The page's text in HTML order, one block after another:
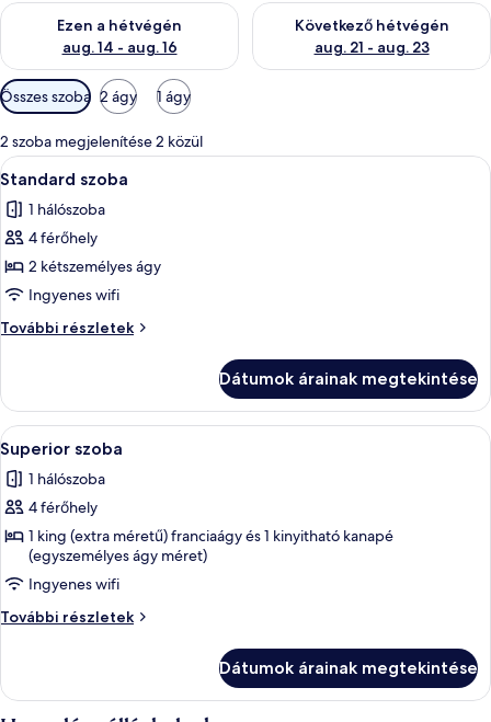
Ezen a hétvégén
aug. 14 - aug. 16
A mostani hétvégi rendelkezésre állás ellenőrzése: aug. 14 -
Következő hétvégén
aug. 21 - aug. 23
A következő hétvégi
Szobákhoz
rendelkezésre
álló
szűrők
Összes szoba 2 ágy 1 ágy
2 szoba megjelenítése 2 közül
A
következő
szoba
összes
képének
megtekintése:
Standard
szoba
Egy szállodai szoba két ággyal,
23
Standard szoba
1 hálószoba
4 férőhely
2 kétszemélyes ágy
Ingyenes wifi
További részletek
Standard
Dátumok árainak megtekintése
A
következő
szoba
összes
képének
megtekintése:
Superior
szoba
Egy hálószoba, amelyben található
19
Superior szoba
1 hálószoba
4 férőhely
1 king (extra méretű) franciaágy és 1 kinyitható kanapé
(egyszemélyes ágy méret)
Ingyenes wifi
További részletek
Superior
Dátumok árainak megtekintése